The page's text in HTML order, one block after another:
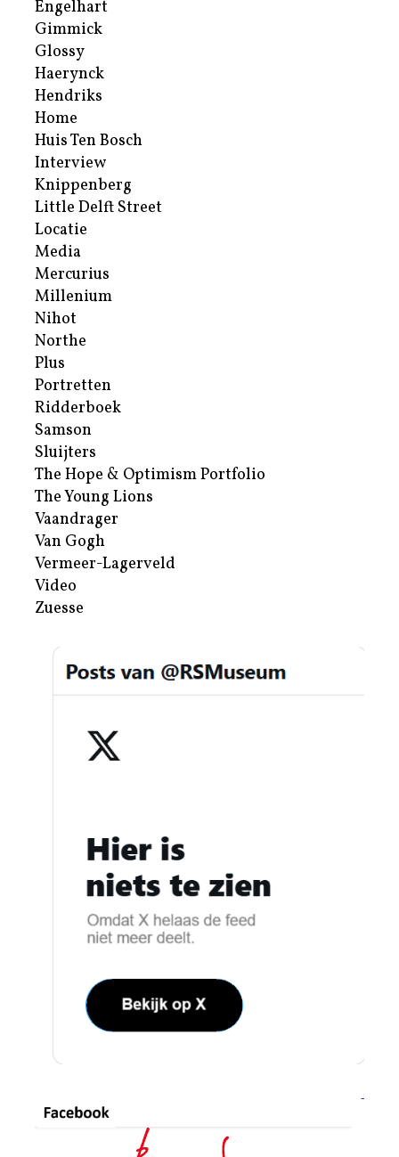
Engelhart
Gimmick
Glossy
Haerynck
Hendriks
Home
Huis Ten Bosch
Interview
Knippenberg
Little Delft Street
Locatie
Media
Mercurius
Millenium
Nihot
Northe
Plus
Portretten
Ridderboek
Samson
Sluijters
The Hope & Optimism Portfolio
The Young Lions
Vaandrager
Van Gogh
Vermeer-Lagerveld
Video
Zuesse